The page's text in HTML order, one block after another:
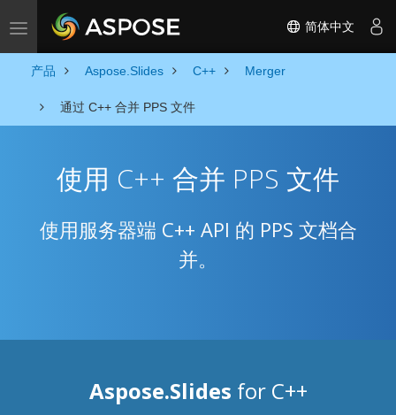
Toggle navigation 简体中文
产品 Aspose.Slides C++ Merger
通过 C++ 合并 PPS 文件
使用 C++ 合并 PPS 文件
使用服务器端 C++ API 的 PPS 文档合
并。
Aspose.Slides for C++